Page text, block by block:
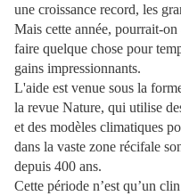
une croissance record, les
Mais cette année, pourrait-
faire quelque chose pour
gains impressionnants.
L'aide est venue sous la
la revue Nature, qui utilise
et des modèles climatiques
dans la vaste zone récifale
depuis 400 ans.
Cette période n’est qu’un